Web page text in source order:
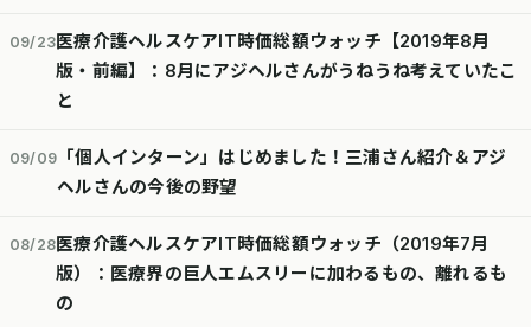
09/23医療介護ヘルスケアIT時価総額ウォッチ【2019年8月
版・前編】：8月にアジヘルさんがうねうね考えていたこ
と
09/09 「個人インターン」はじめました！三浦さん紹介＆アジ
ヘルさんの今後の野望
08/28医療介護ヘルスケアIT時価総額ウォッチ（2019年7月
版）：医療界の巨人エムスリーに加わるもの、離れるも
の